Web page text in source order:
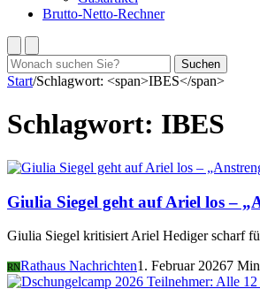
Brutto-Netto-Rechner
Suchen
nach:
Suchen
Start/Schlagwort: <span>IBES</span>
Schlagwort: IBES
Giulia Siegel geht auf Ariel los –
Giulia Siegel kritisiert Ariel Hediger scharf
RNRathaus Nachrichten1. Februar 20267